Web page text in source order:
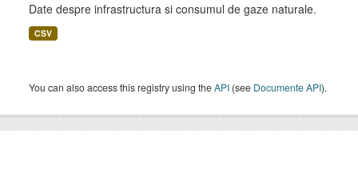
Date despre infrastructura si consumul de gaze naturale.
CSV
You can also access this registry using theAPI (see Documente API).